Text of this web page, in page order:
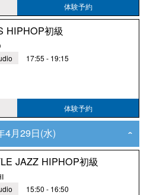
体験予約
HIPHOP初級
17:55 - 19:15
体験予約
4月29日(水) ‹
JAZZ HIPHOP初級
15:50 - 16:50